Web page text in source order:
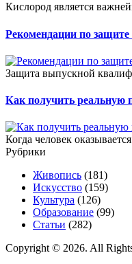
Кислород является
Рекомендации по
Защита выпускной
Как получить реальную
Когда человек
Рубрики
Живопись (181)
Искусство (159)
Культура (126)
Образование (99)
Статьи (282)
Copyright © 2026. All